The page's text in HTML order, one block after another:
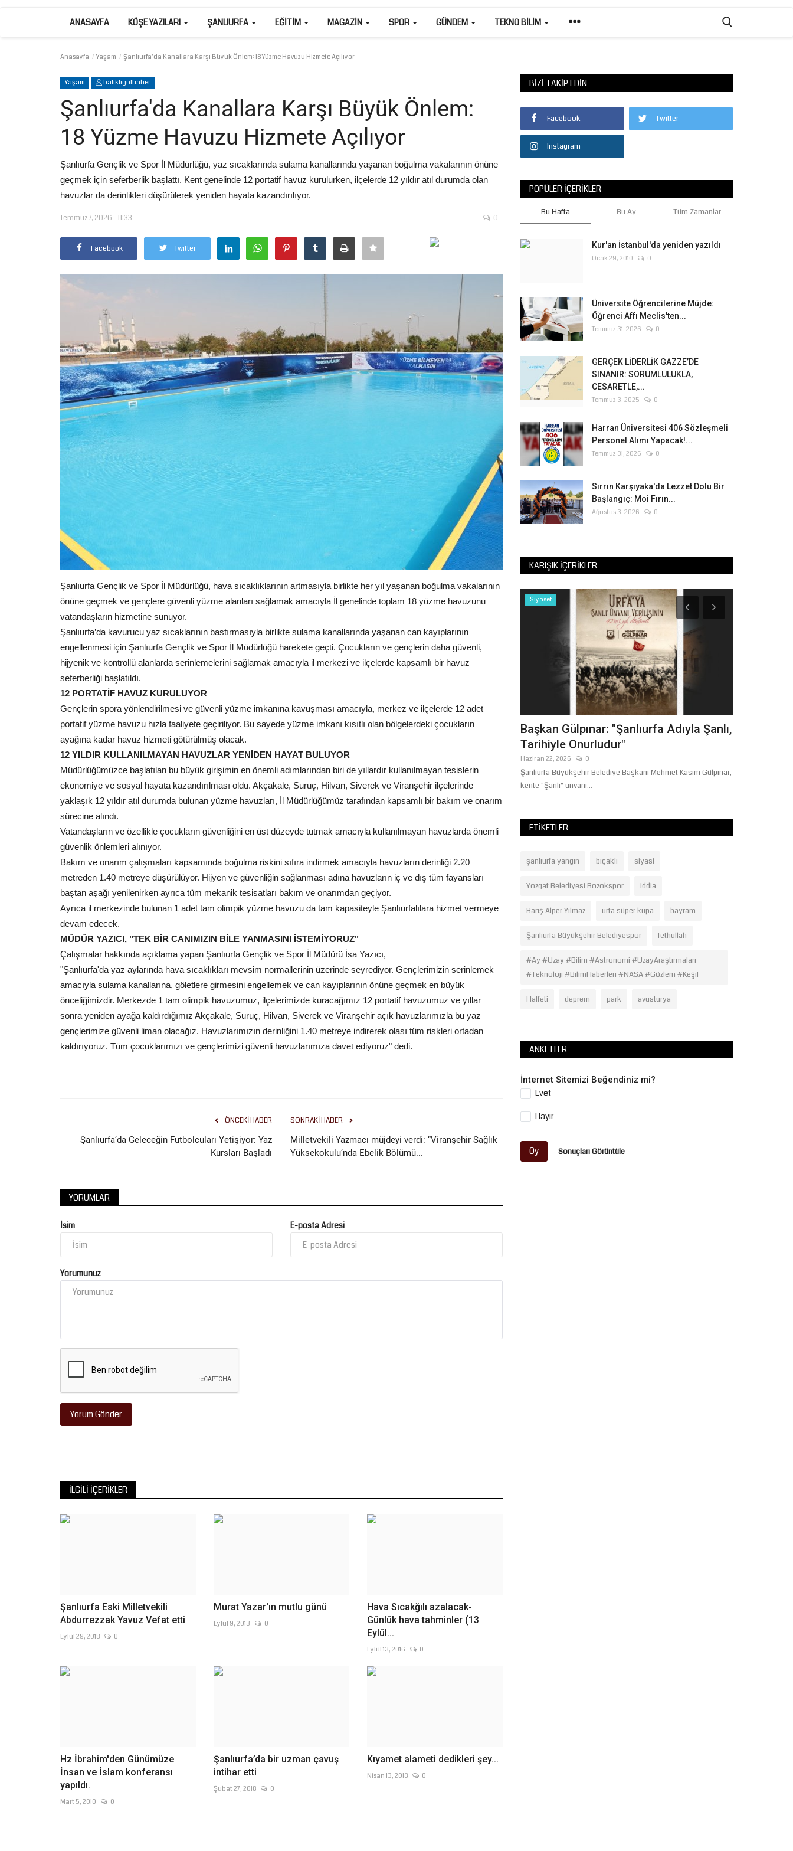
ANASAYFA KÖŞE YAZILARI ŞANLIURFA EĞITIM MAGAZIN SPOR GÜNDEM TEKNO BILIM
Anasayfa Yaşam Şanlıurfa'da Kanallara Karşı Büyük Önlem: 18 Yüzme Havuzu Hizmete Açılıyor
Yaşam balikligolhaber
Şanlıurfa'da Kanallara Karşı Büyük Önlem:
18 Yüzme Havuzu Hizmete Açılıyor
Şanlıurfa Gençlik ve Spor İl Müdürlüğü, yaz sıcaklarında sulama kanallarında yaşanan boğulma vakalarının önüne
geçmek için seferberlik başlattı. Kent genelinde 12 portatif havuz kurulurken, ilçelerde 12 yıldır atıl durumda olan
havuzlar da derinlikleri düşürülerek yeniden hayata kazandırılıyor.
Temmuz 7, 2026 - 11:33 0
Facebook Twitter
Şanlıurfa Gençlik ve Spor İl Müdürlüğü, hava sıcaklıklarının artmasıyla birlikte her yıl yaşanan boğulma vakalarının
önüne geçmek ve gençlere güvenli yüzme alanları sağlamak amacıyla İl genelinde toplam 18 yüzme havuzunu
vatandaşların hizmetine sunuyor.
Şanlıurfa’da kavurucu yaz sıcaklarının bastırmasıyla birlikte sulama kanallarında yaşanan can kayıplarının
engellenmesi için Şanlıurfa Gençlik ve Spor İl Müdürlüğü harekete geçti. Çocukların ve gençlerin daha güvenli,
hijyenik ve kontrollü alanlarda serinlemelerini sağlamak amacıyla il merkezi ve ilçelerde kapsamlı bir havuz
seferberliği başlatıldı.
12 PORTATİF HAVUZ KURULUYOR
Gençlerin spora yönlendirilmesi ve güvenli yüzme imkanına kavuşması amacıyla, merkez ve ilçelerde 12 adet
portatif yüzme havuzu hızla faaliyete geçiriliyor. Bu sayede yüzme imkanı kısıtlı olan bölgelerdeki çocukların
ayağına kadar havuz hizmeti götürülmüş olacak.
12 YILDIR KULLANILMAYAN HAVUZLAR YENİDEN HAYAT BULUYOR
Müdürlüğümüzce başlatılan bu büyük girişimin en önemli adımlarından biri de yıllardır kullanılmayan tesislerin
ekonomiye ve sosyal hayata kazandırılması oldu. Akçakale, Suruç, Hilvan, Siverek ve Viranşehir ilçelerinde
yaklaşık 12 yıldır atıl durumda bulunan yüzme havuzları, İl Müdürlüğümüz tarafından kapsamlı bir bakım ve onarım
sürecine alındı.
Vatandaşların ve özellikle çocukların güvenliğini en üst düzeyde tutmak amacıyla kullanılmayan havuzlarda önemli
güvenlik önlemleri alınıyor.
Bakım ve onarım çalışmaları kapsamında boğulma riskini sıfıra indirmek amacıyla havuzların derinliği 2.20
metreden 1.40 metreye düşürülüyor. Hijyen ve güvenliğin sağlanması adına havuzların iç ve dış tüm fayansları
baştan aşağı yenilenirken ayrıca tüm mekanik tesisatları bakım ve onarımdan geçiyor.
Ayrıca il merkezinde bulunan 1 adet tam olimpik yüzme havuzu da tam kapasiteyle Şanlıurfalılara hizmet vermeye
devam edecek.
MÜDÜR YAZICI, "TEK BİR CANIMIZIN BİLE YANMASINI İSTEMİYORUZ"
Çalışmalar hakkında açıklama yapan Şanlıurfa Gençlik ve Spor İl Müdürü İsa Yazıcı,
"Şanlıurfa'da yaz aylarında hava sıcaklıkları mevsim normallerinin üzerinde seyrediyor. Gençlerimizin serinlemek
amacıyla sulama kanallarına, göletlere girmesini engellemek ve can kayıplarının önüne geçmek en büyük
önceliğimizdir. Merkezde 1 tam olimpik havuzumuz, ilçelerimizde kuracağımız 12 portatif havuzumuz ve yıllar
sonra yeniden ayağa kaldırdığımız Akçakale, Suruç, Hilvan, Siverek ve Viranşehir açık havuzlarımızla bu yaz
gençlerimize güvenli liman olacağız. Havuzlarımızın derinliğini 1.40 metreye indirerek olası tüm riskleri ortadan
kaldırıyoruz. Tüm çocuklarımızı ve gençlerimizi güvenli havuzlarımıza davet ediyoruz" dedi.
ÖNCEKI HABER
Şanlıurfa’da Geleceğin Futbolcuları Yetişiyor: Yaz
Kursları Başladı
SONRAKI HABER
Milletvekili Yazmacı müjdeyi verdi: “Viranşehir Sağlık
Yüksekokulu’nda Ebelik Bölümü...
YORUMLAR
İsim E-posta Adresi
Yorumunuz
Yorum Gönder
İLGILI İÇERIKLER
Şanlıurfa Eski Milletvekili
Abdurrezzak Yavuz Vefat etti
Eylül 29, 2018 0
Murat Yazar'ın mutlu günü
Eylül 9, 2013 0
Hava Sıcakğılı azalacak-
Günlük hava tahminler (13
Eylül...
Eylül 13, 2016 0
Hz İbrahim'den Günümüze
İnsan ve İslam konferansı
yapıldı.
Mart 5, 2010 0
Şanlıurfa’da bir uzman çavuş
intihar etti
Şubat 27, 2018 0
Kıyamet alameti dedikleri şey...
Nisan 13, 2018 0
BIZI TAKIP EDIN
Facebook Twitter
Instagram
POPÜLER İÇERIKLER
Bu Hafta Bu Ay Tüm Zamanlar
Kur'an İstanbul'da yeniden yazıldı
Ocak 29, 2010 0
Üniversite Öğrencilerine Müjde:
Öğrenci Affı Meclis'ten...
Temmuz 31, 2026 0
GERÇEK LİDERLİK GAZZE’DE
SINANIR: SORUMLULUKLA,
CESARETLE,...
Temmuz 3, 2025 0
Harran Üniversitesi 406 Sözleşmeli
Personel Alımı Yapacak!...
Temmuz 31, 2026 0
Sırrın Karşıyaka'da Lezzet Dolu Bir
Başlangıç: Moi Fırın...
Ağustos 3, 2026 0
KARIŞIK İÇERIKLER
Eğitim
Milyonların Beklediği Gün Geldi: 2026
KPSS Başvuruları...
Temmuz 1, 2026 0
Ölçme, Seçme ve Yerleştirme Merkezi (ÖSYM), 2026-KPSS
Lisans başvurularının başladığını...
Ekonomi
Bakkallar Odası Eski Başkanı Altun'dan
Ağustos 5, 2026
Şanlıurfa Bakkallar ve Bayiler Odası Eski Başkanı Mehmet Altun,
TGRT Haber ekranlarında...
Siyaset
Başkan Gülpınar: "Şanlıurfa Adıyla Şanlı,
Tarihiyle Onurludur"
Haziran 22, 2026 0
Şanlıurfa Büyükşehir Belediye Başkanı Mehmet Kasım Gülpınar,
kente "Şanlı" unvanı...
ETIKETLER
şanlıurfa yangın bıçaklı siyasi
Yozgat Belediyesi Bozokspor iddia
Barış Alper Yılmaz urfa süper kupa bayram
Şanlıurfa Büyükşehir Belediyespor fethullah
#Ay #Uzay #Bilim #Astronomi #UzayAraştırmaları
#Teknoloji #BilimHaberleri #NASA #Gözlem #Keşif
Halfeti deprem park avusturya
ANKETLER
İnternet Sitemizi Beğendiniz mi?
Evet
Hayır
Oy Sonuçları Görüntüle